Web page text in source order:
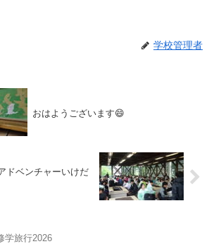
学校管理者
おはようございます😄
ドベンチャーいけだ
学旅行2026